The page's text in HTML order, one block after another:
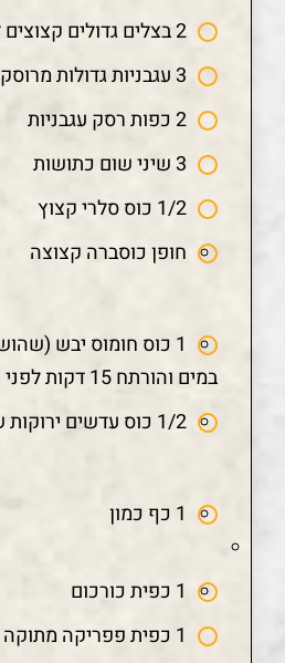
2 בצלים גדולים קצוצים דק
3 עגבניות גדולות מרוסקות או מגורדות
2 כפות רסק עגבניות
3 שיני שום כתושות
1/2 כוס סלרי קצוץ
חופן כוסברה קצוצה
1 כוס חומוס יבש
במים והורתח 15 דקות לפני הבישול)
1/2 כוס עדשים ירוקות שטופות
1 כף כמון
1 כפית כורכום
1 כפית פפריקה מתוקה